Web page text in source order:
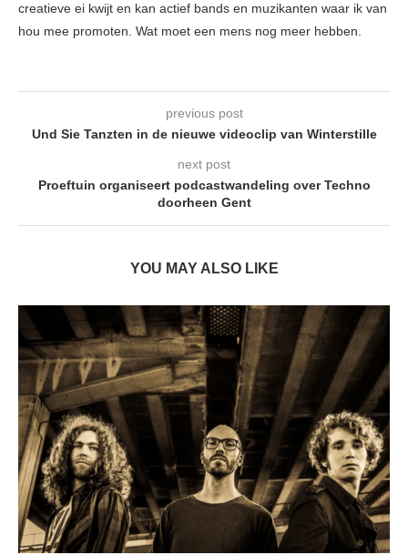
creatieve ei kwijt en kan actief bands en muzikanten waar ik van
hou mee promoten. Wat moet een mens nog meer hebben.
previous post
Und Sie Tanzten in de nieuwe videoclip van Winterstille
next post
Proeftuin organiseert podcastwandeling over Techno
doorheen Gent
YOU MAY ALSO LIKE